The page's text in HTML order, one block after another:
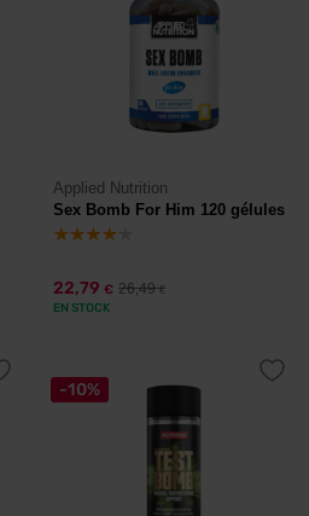
Applied Nutrition
Sex Bomb For Him 120 gélules
22,79 € 26,49€
EN STOCK
-10%